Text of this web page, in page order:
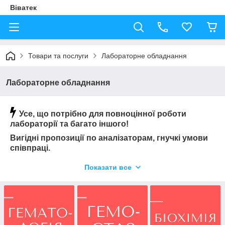
Віватек
Товари та послуги Лабораторне обладнання
Лабораторне обладнання
Усе, що потрібно для повноцінної роботи
лабораторії та багато іншого!
Вигідні пропозиції по аналізаторам, гнучкі умови
співпраці.
Показати все